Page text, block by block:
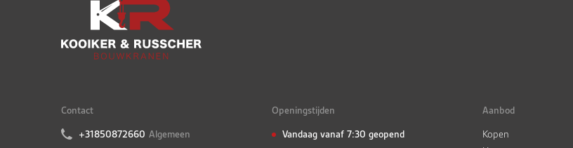
Contact
+31850872660 Algemeen
Openingstijden
Vandaag vanaf 7:30 geopend
Aanbod
Kopen